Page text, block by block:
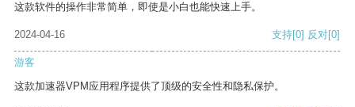
这款软件的操作非常简单，即使是小白也能快速上手。
2024-04-16 支持[0] 反对[0]
游客
这款加速器VPM应用程序提供了顶级的安全性和隐私保护。